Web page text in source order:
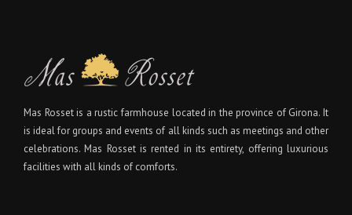
Mas Rosset is a rustic farmhouse located in the province of Girona. It
is ideal for groups and events of all kinds such as meetings and other
celebrations. Mas Rosset is rented in its entirety, offering luxurious
facilities with all kinds of comforts.